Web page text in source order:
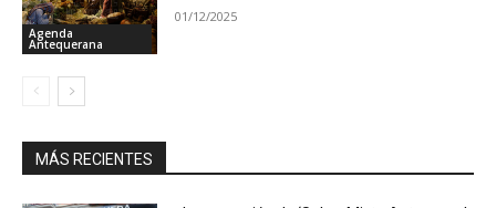
Agenda
Antequerana
01/12/2025
MÁS RECIENTES